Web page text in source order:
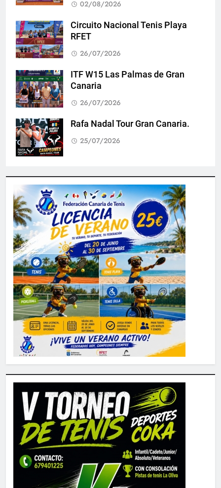
02/08/2026
Circuito Nacional Tenis Playa
RFET
26/07/2026
ITF W15 Las Palmas de Gran
Canaria
26/07/2026
Rafa Nadal Tour Gran Canaria.
25/07/2026